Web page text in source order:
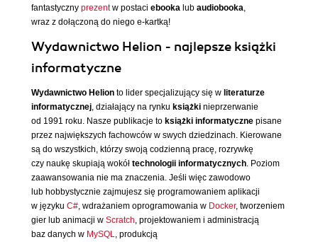
fantastyczny prezentw postaci ebooka lub audiobooka,
wraz z dołączoną do niego e-kartką!
Wydawnictwo Helion - najlepsze książki
informatyczne
Wydawnictwo Helion to lider specjalizujący się w literaturze
informatycznej, działający na rynku książki nieprzerwanie
od 1991 roku. Nasze publikacje to książki informatyczne pisane
przez największych fachowców w swych dziedzinach. Kierowane
są do wszystkich, którzy swoją codzienną pracę, rozrywkę
czy naukę skupiają wokół technologii informatycznych. Poziom
zaawansowania nie ma znaczenia. Jeśli więc zawodowo
lub hobbystycznie zajmujesz się programowaniem aplikacji
w języku C#, wdrażaniem oprogramowania w Docker, tworzeniem
gier lub animacji w Scratch, projektowaniem i administracją
baz danych w MySQL, produkcją